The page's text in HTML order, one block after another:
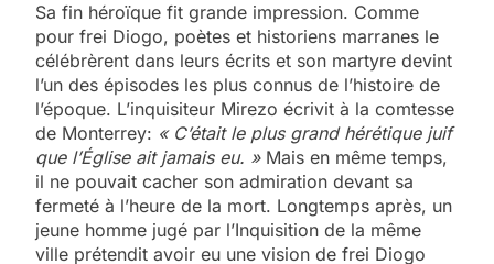
Sa fin héroïque fit grande impression. Comme
pour frei Diogo, poètes et historiens marranes le
célébrèrent dans leurs écrits et son martyre devint
l’un des épisodes les plus connus de l’histoire de
l’époque. L’inquisiteur Mirezo écrivit à la comtesse
de Monterrey: « C’était le plus grand hérétique juif
que l’Église ait jamais eu. » Mais en même temps,
il ne pouvait cacher son admiration devant sa
fermeté à l’heure de la mort. Longtemps après, un
jeune homme jugé par l’Inquisition de la même
ville prétendit avoir eu une vision de frei Diogo